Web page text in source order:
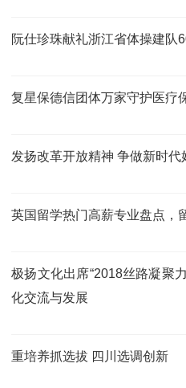
阮仕珍珠献礼浙江省体操建队
复星保德信团体万家守护医疗
发扬改革开放精神 争做新时代
英国留学热门高薪专业盘点，
极扬文化出席“2018丝路凝聚
化交流与发展
重培养抓选拔 四川选调创新